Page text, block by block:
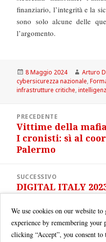
finanziario, l’integrità e la
sono solo alcune delle
l’argomento.
Scritto
il
8 Maggio 2024 Autore
Arturo
cybersicurezza nazionale,
infrastrutture critiche,
articoliPRECEDENTE
Articolo
precedente:
Vittime della
I cronisti: sì al
Palermo
SUCCESSIVO
Articolo
DIGITAL ITALY
We use cookies on our website
experience by remembering your
clicking “Accept”, you consent